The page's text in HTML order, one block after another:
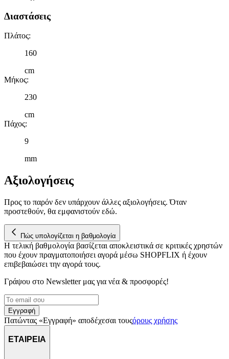
Διαστάσεις
Πλάτος:
160
cm
Μήκος:
230
cm
Πάχος:
9
mm
Αξιολογήσεις
Προς το παρόν δεν υπάρχουν άλλες αξιολογήσεις. Όταν
προστεθούν, θα εμφανιστούν εδώ.
Πώς υπολογίζεται η βαθμολογία
Η τελική βαθμολογία βασίζεται αποκλειστικά σε κριτικές χρηστών
που έχουν πραγματοποιήσει αγορά μέσω SHOPFLIX ή έχουν
επιβεβαιώσει την αγορά τους.
Γράψου στο Νewsletter μας για νέα & προσφορές!
Εγγραφή
Πατώντας «Εγγραφή» αποδέχεσαι τουςόρους χρήσης
ΕΤΑΙΡΕΙΑ